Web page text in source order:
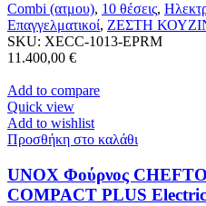
Combi (ατμου), 10 θέσεις,
Επαγγελματικοί, ΖΕΣΤΗ
SKU: XECC-1013-EPRM
11.400,00 €
Add to compare
Quick view
Add to wishlist
Προσθήκη στο καλάθι
UNOX Φούρνος
COMPACT PLUS